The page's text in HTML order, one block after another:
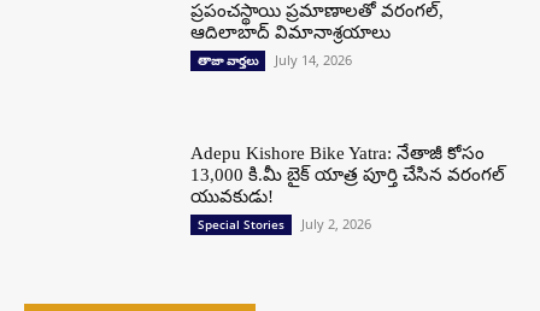
ప్రపంచస్థాయి ప్రమాణాలతో వరంగల్,
ఆదిలాబాద్ విమానాశ్రయాలు
తాజా వార్తలు July 14, 2026
Adepu Kishore Bike Yatra: నేతాజీ కోసం
13,000 కి.మీ బైక్ యాత్ర పూర్తి చేసిన వరంగల్
యువకుడు!
Special Stories July 2, 2026